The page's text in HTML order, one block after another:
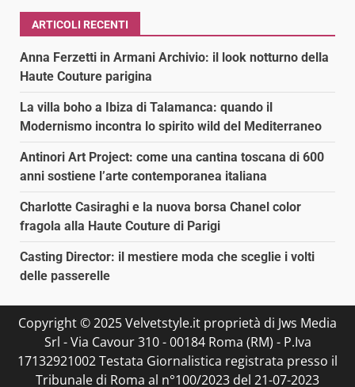
ARTICOLI RECENTI
Anna Ferzetti in Armani Archivio: il look notturno della
Haute Couture parigina
La villa boho a Ibiza di Talamanca: quando il
Modernismo incontra lo spirito wild del Mediterraneo
Antinori Art Project: come una cantina toscana di 600
anni sostiene l’arte contemporanea italiana
Charlotte Casiraghi e la nuova borsa Chanel color
fragola alla Haute Couture di Parigi
Casting Director: il mestiere moda che sceglie i volti
delle passerelle
Copyright © 2025 Velvetstyle.it proprietà di Jws Media
Srl - Via Cavour 310 - 00184 Roma (RM) - P.Iva
17132921002 Testata Giornalistica registrata presso il
Tribunale di Roma al n°100/2023 del 21-07-2023